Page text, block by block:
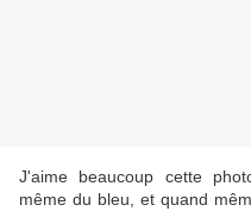
J'aime beaucoup cette
même du bleu, et quand